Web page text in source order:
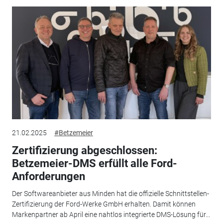
21.02.2025 #Betzemeier
Zertifizierung abgeschlossen:
Betzemeier-DMS erfüllt alle Ford-
Anforderungen
Der Softwareanbieter aus Minden hat die offizielle Schnittstellen-
Zertifizierung der Ford-Werke GmbH erhalten. Damit können
Markenpartner ab April eine nahtlos integrierte DMS-Lösung für...